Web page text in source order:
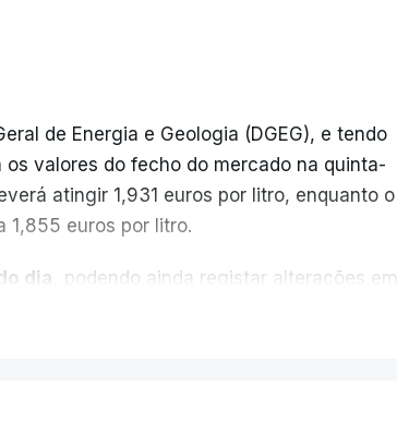
de Energia e Geologia (DGEG), e tendo
valores do fecho do mercado na quinta-
atingir 1,931 euros por litro, enquanto o
1,855 euros por litro.
dia,
podendo ainda registar alterações em